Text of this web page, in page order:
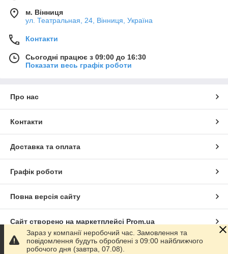
м. Вінниця
ул. Театральная, 24, Вінниця, Україна
Контакти
Сьогодні працює з 09:00 до 16:30
Показати весь графік роботи
Про нас
Контакти
Доставка та оплата
Графік роботи
Повна версія сайту
Сайт створено на маркетплейсі Prom.ua
Політика конфіденційності
Зараз у компанії неробочий час. Замовлення та
повідомлення будуть оброблені з 09:00 найближчого
робочого дня (завтра, 07.08).